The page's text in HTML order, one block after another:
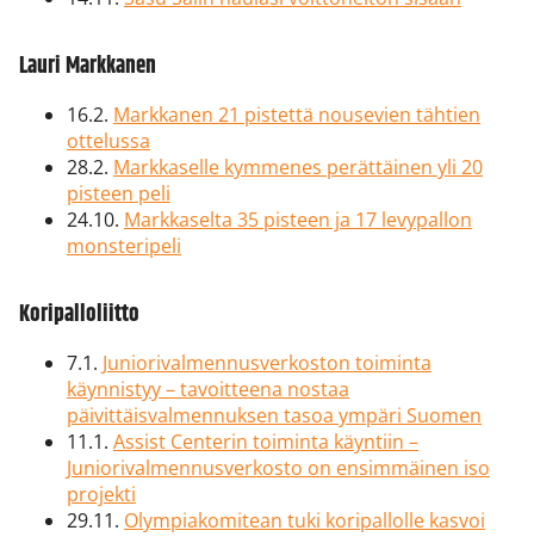
Lauri Markkanen
16.2. Markkanen 21 pistettä nousevien tähtien
ottelussa
28.2. Markkaselle kymmenes perättäinen yli 20
pisteen peli
24.10. Markkaselta 35 pisteen ja 17 levypallon
monsteripeli
Koripalloliitto
7.1. Juniorivalmennusverkoston toiminta
käynnistyy – tavoitteena nostaa
päivittäisvalmennuksen tasoa ympäri Suomen
11.1. Assist Centerin toiminta käyntiin –
Juniorivalmennusverkosto on ensimmäinen iso
projekti
29.11. Olympiakomitean tuki koripallolle kasvoi